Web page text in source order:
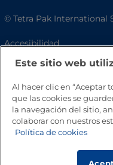
© Tetra Pak International
Accesibilidad
Preguntas frecuentes
Este sitio web
Al hacer clic en “Aceptar
que las cookies se
la navegación del sitio,
colaborar con nuestros
Política de cookies